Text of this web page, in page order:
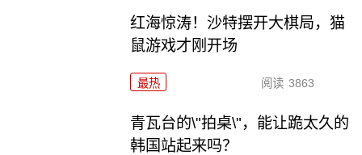
红海惊涛！沙特摆开大棋局，猫
鼠游戏才刚开场
最热 阅读 3863
青瓦台的\"拍桌\"，能让跪太久的
韩国站起来吗？